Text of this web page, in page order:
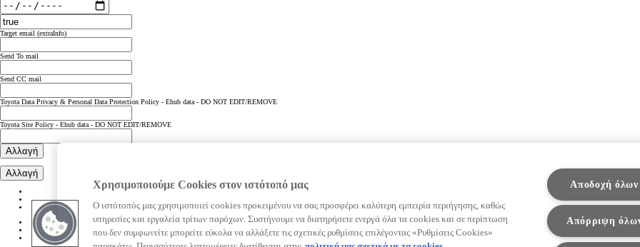
369,33 € /Μήνα
Hilux
HYBRID 48V & ALL-ELECTRIC
Proace City
Αγοράστε Online
ΒΕΝΖΙΝΗ - DIESEL - BATTERY
Target email (extraInfo)
Send To mail
Send CC mail
Toyota Data Privacy & Personal Data Protection Policy - Ehub data - DO NOT EDIT/REMOVE
Toyota Site Policy - Ehub data - DO NOT EDIT/REMOVE
Αλλαγή
Αλλαγή
Χρησιμοποιούμε Cookies στον ιστότοπό μας
Ο ιστότοπός μας χρησιμοποιεί cookies προκειμένου να σας προσφέρει καλύτερη εμπειρία περιήγησης, καθώς
υπηρεσίες και εργαλεία τρίτων παρόχων. Συστήνουμε να διατηρήσετε ενεργά όλα τα cookies και σε περίπτωση
που δεν συμφωνείτε μπορείτε εύκολα να αλλάξετε τις σχετικές ρυθμίσεις επιλέγοντας «Ρυθμίσεις Cookies»
Αποδοχή όλων
Απόρριψη